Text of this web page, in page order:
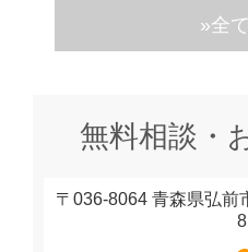
»全
無料相談・
〒036-8064 青森県弘前
8